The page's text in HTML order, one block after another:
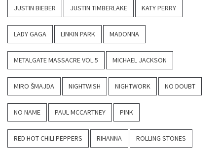
JUSTIN BIEBER JUSTIN TIMBERLAKE KATY PERRY
LADY GAGA LINKIN PARK MADONNA
METALGATE MASSACRE VOL.5 MICHAEL JACKSON
MIRO ŠMAJDA NIGHTWISH NIGHTWORK NO DOUBT
NO NAME PAUL MCCARTNEY PINK
RED HOT CHILI PEPPERS RIHANNA ROLLING STONES